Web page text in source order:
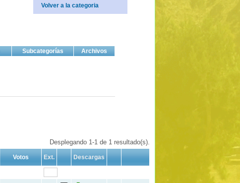
Subcategorías Archivos
Desplegando 1-1 de 1 resultado(s).
Votos Ext. Descargas
Volver a la categoria